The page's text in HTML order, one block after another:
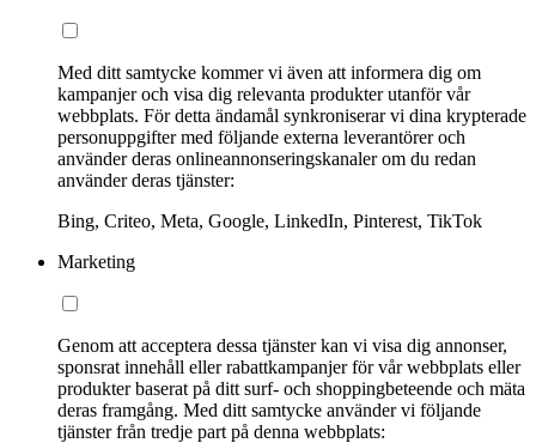
Med ditt samtycke kommer vi även att informera dig om
kampanjer och visa dig relevanta produkter utanför vår
webbplats. För detta ändamål synkroniserar vi dina krypterade
personuppgifter med följande externa leverantörer och
använder deras onlineannonseringskanaler om du redan
använder deras tjänster:
Bing, Criteo, Meta, Google, LinkedIn, Pinterest, TikTok
Marketing
Genom att acceptera dessa tjänster kan vi visa dig annonser,
sponsrat innehåll eller rabattkampanjer för vår webbplats eller
produkter baserat på ditt surf- och shoppingbeteende och mäta
deras framgång. Med ditt samtycke använder vi följande
tjänster från tredje part på denna webbplats: